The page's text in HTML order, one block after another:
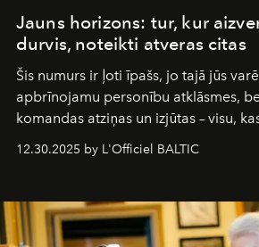
Jauns horizons: tur, kur
durvis, noteikti atveras citas
Šis numurs ir ļoti īpašs, jo tajā jūs
apbrīnojamu personību atklāsmes,
komandas atziņas un izjūtas – visu,
pārdzīvots šo gandrīz 20 gadu laikā,
Šajā brīdī mums svarīgi pateikties
sākums. Ar vissirsnīgākajiem laba
L’Officiel Baltickomanda.
12.30.2025 by L'Officiel BALTIC